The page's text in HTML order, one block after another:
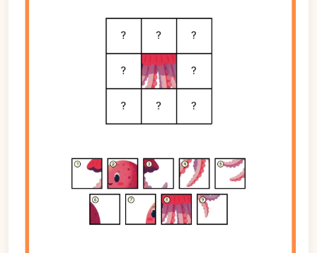
Questão 9: Arraste a peça 9 para a célula